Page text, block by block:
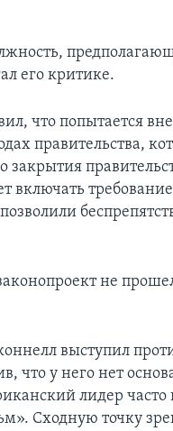
его критике.
что попытается
правительства,
закрытия
включать
не
выступил
что у него нет
лидер часто
Сходную точку